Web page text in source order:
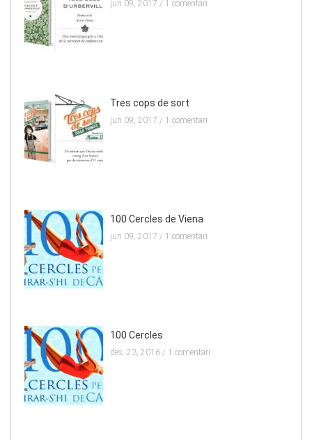
jun 09, 2017 / 1 comentari
Tres cops de sort
jun 09, 2017 / 1 comentari
100 Cercles de Viena
jun 09, 2017 / 1 comentari
100 Cercles
des. 23, 2016 / 1 comentari